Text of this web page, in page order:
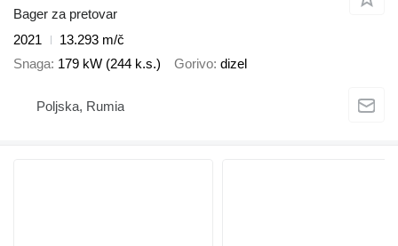
Bager za pretovar
2021
13.293 m/č
Snaga 179 kW (244 k.s.) Gorivo dizel
Poljska, Rumia